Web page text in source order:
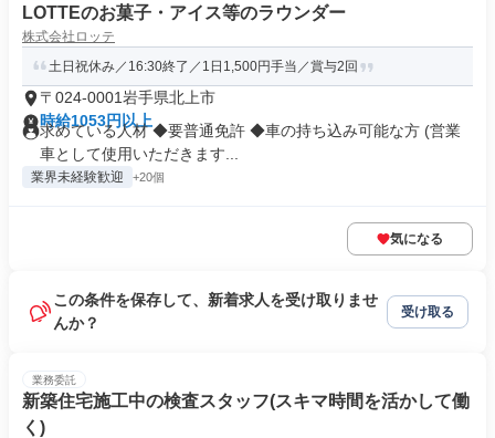
LOTTEのお菓子・アイス等のラウンダー
株式会社ロッテ
土日祝休み／16:30終了／1日1,500円手当／賞与2回
〒024-0001岩手県北上市
時給1053円以上
求めている人材 ◆要普通免許 ◆車の持ち込み可能な方 (営業
車として使用いただきます...
業界未経験歓迎 +20個
気になる
この条件を保存して、新着求人を受け取りませ
んか？
受け取る
業務委託
新築住宅施工中の検査スタッフ(スキマ時間を活かして働
く)